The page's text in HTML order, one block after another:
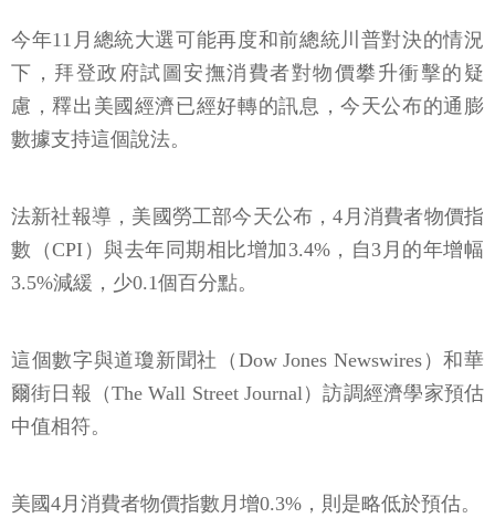
今年11月總統大選可能再度和前總統川普對決的情況
下，拜登政府試圖安撫消費者對物價攀升衝擊的疑
慮，釋出美國經濟已經好轉的訊息，今天公布的通膨
數據支持這個說法。
法新社報導，美國勞工部今天公布，4月消費者物價指
數（CPI）與去年同期相比增加3.4%，自3月的年增幅
3.5%減緩，少0.1個百分點。
這個數字與道瓊新聞社（Dow Jones Newswires）和華
爾街日報（The Wall Street Journal）訪調經濟學家預估
中值相符。
美國4月消費者物價指數月增0.3%，則是略低於預估。